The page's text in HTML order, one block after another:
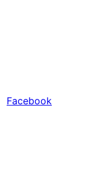
Facebook